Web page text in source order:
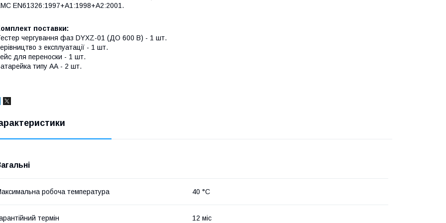
EN61326:1997+A1:1998+A2:2001.
поставки:
чергування фаз DYXZ-01 (ДО 600 В) - 1 шт.
з експлуатації - 1 шт.
для переноски - 1 шт.
типу АА - 2 шт.
робоча температура 40 °С
термін 12 міс